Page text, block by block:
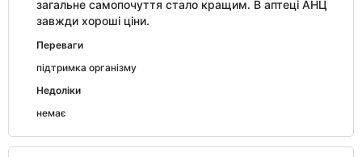
загальне самопочуття стало кращим. В аптеці АНЦ
завжди хороші ціни.
Переваги
підтримка організму
Недоліки
немає